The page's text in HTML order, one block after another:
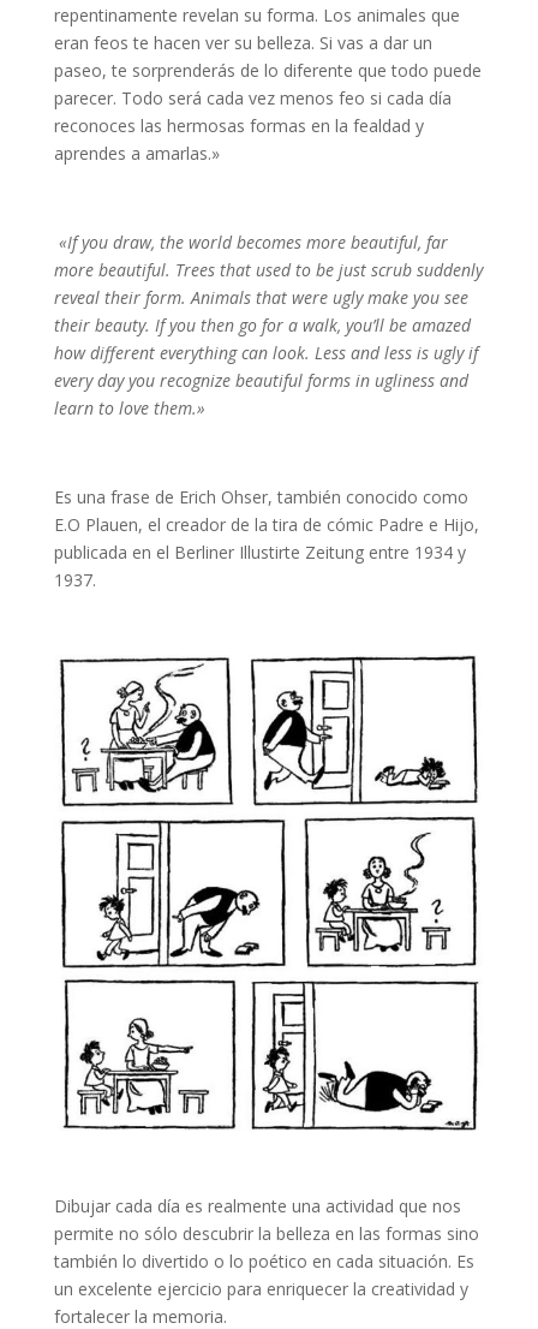
repentinamente revelan su forma. Los animales que
eran feos te hacen ver su belleza. Si vas a dar un
paseo, te sorprenderás de lo diferente que todo puede
parecer. Todo será cada vez menos feo si cada día
reconoces las hermosas formas en la fealdad y
aprendes a amarlas.»
«If you draw, the world becomes more beautiful, far
more beautiful. Trees that used to be just scrub suddenly
reveal their form. Animals that were ugly make you see
their beauty. If you then go for a walk, you’ll be amazed
how different everything can look. Less and less is ugly if
every day you recognize beautiful forms in ugliness and
learn to love them.»
Es una frase de Erich Ohser, también conocido como
E.O Plauen, el creador de la tira de cómic Padre e Hijo,
publicada en el Berliner Illustirte Zeitung entre 1934 y
1937.
Dibujar cada día es realmente una actividad que nos
permite no sólo descubrir la belleza en las formas sino
también lo divertido o lo poético en cada situación. Es
un excelente ejercicio para enriquecer la creatividad y
fortalecer la memoria.